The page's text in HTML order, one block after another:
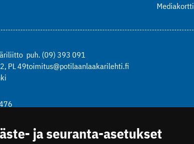
Mediakortti
PL 49
puh. (09) 393 091
toimitus@potilaanlaakarilehti.fi
ja seuranta-asetukset